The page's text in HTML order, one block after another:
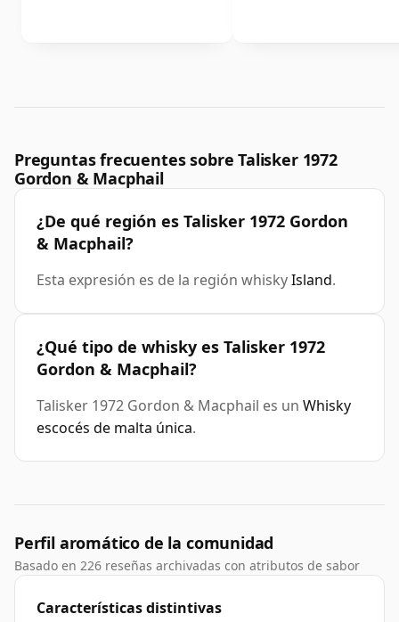
Preguntas frecuentes sobre Talisker 1972
Gordon & Macphail
¿De qué región es Talisker 1972 Gordon
& Macphail?
Esta expresión es de la región whiskyIsland.
¿Qué tipo de whisky es Talisker 1972
Gordon & Macphail?
Talisker 1972 Gordon & Macphail es un Whisky
escocés de malta única.
Perfil aromático de la comunidad
Basado en 226 reseñas archivadas con atributos de sabor
Características distintivas